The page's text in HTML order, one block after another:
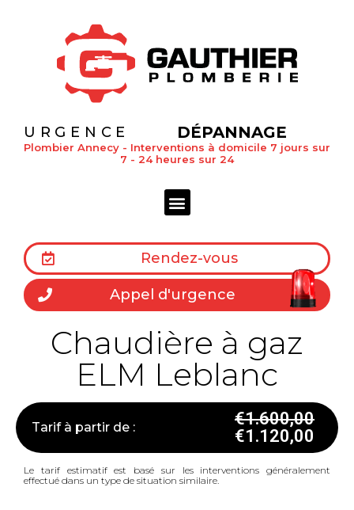
URGENCE DÉPANNAGE
Plombier Annecy - Interventions à domicile 7 jours sur
7 - 24 heures sur 24
Rendez-vous
Appel d'urgence
Chaudière à gaz
ELM Leblanc
Tarif à partir de : €1.600,00
€1.120,00
Le tarif estimatif est basé sur les interventions généralement
effectué dans un type de situation similaire.